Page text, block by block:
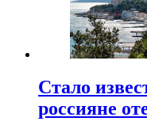
Стало
россияне